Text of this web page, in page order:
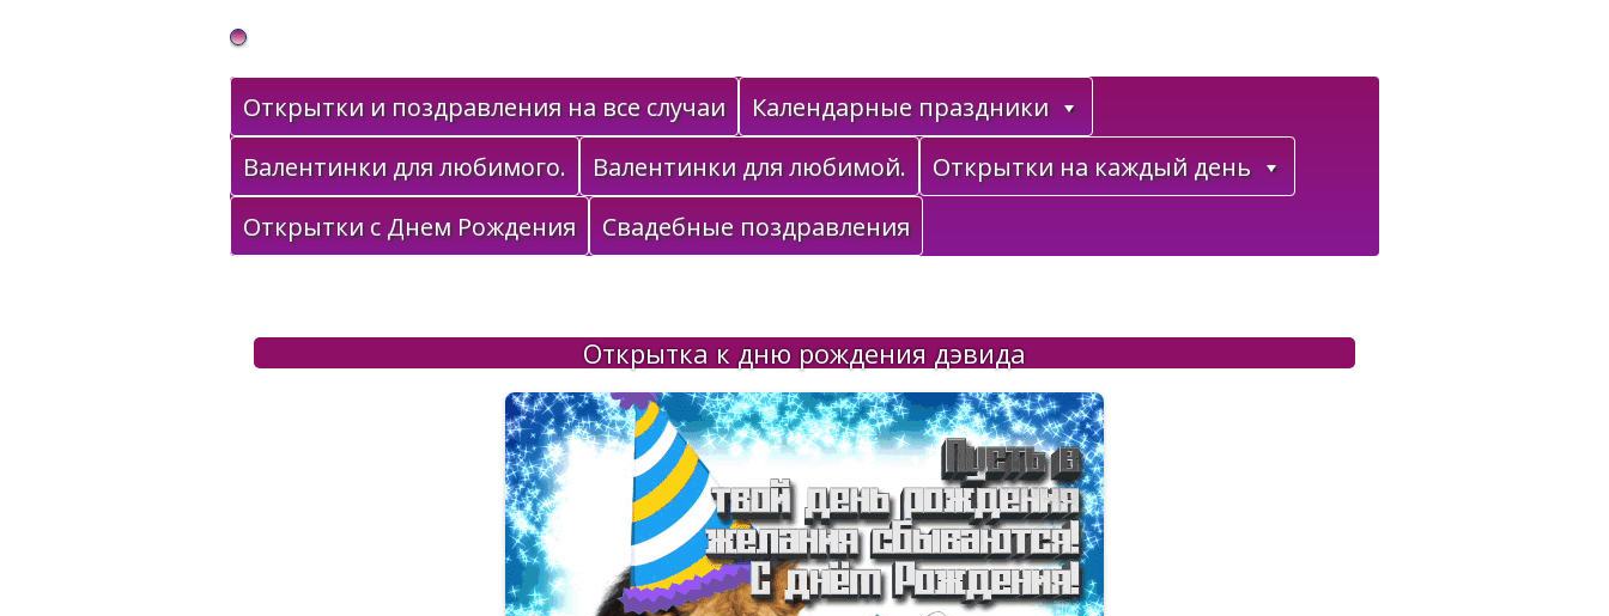
Gif Открытки в подарок
Открытки и поздравления на все случаи
Календарные праздники
Валентинки для любимого.
Валентинки для любимой.
Открытки на каждый день
Открытки с Днем Рождения
Свадебные поздравления
Открытка к дню рождения дэвида